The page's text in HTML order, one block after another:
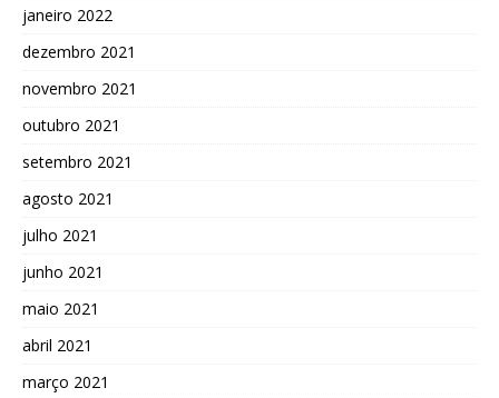
janeiro 2022
dezembro 2021
novembro 2021
outubro 2021
setembro 2021
agosto 2021
julho 2021
junho 2021
maio 2021
abril 2021
março 2021